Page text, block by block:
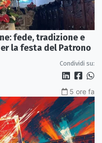
fede, tradizione e
la festa del Patrono
Condividi su:
5 ore fa